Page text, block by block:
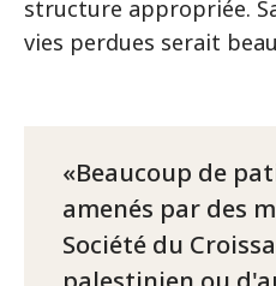
structure appropriée.
vies perdues serait
Beaucoup de
amenés par des
Société du